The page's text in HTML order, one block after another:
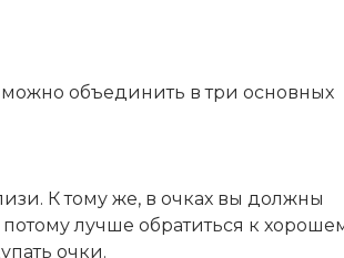
можно объединить в три основных
К тому же, в очках вы должны
лучше обратиться к
очки.